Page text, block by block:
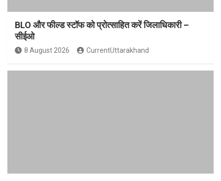
BLO और फील्ड स्टॉफ को प्रोत्साहित करें जिलाधिकारी –
सीईओ
8 August 2026 CurrentUttarakhand